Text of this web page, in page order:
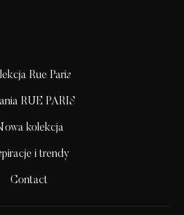
Rue Paris
RUE PARIS
kolekcja
i trendy
Contact